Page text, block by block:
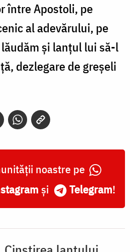
între Apostoli, pe
al adevărului, pe
şi lanţul lui să-l
dezlegare de greşeli
noastre pe
și Telegram!